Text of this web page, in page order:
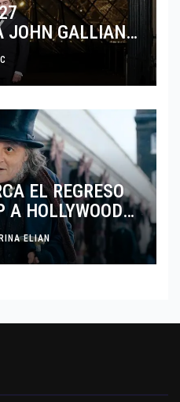
JOHN GALLIANO
DEL REY
EL REGRESO
A HOLLYWOOD
EL CINE
ELIAN